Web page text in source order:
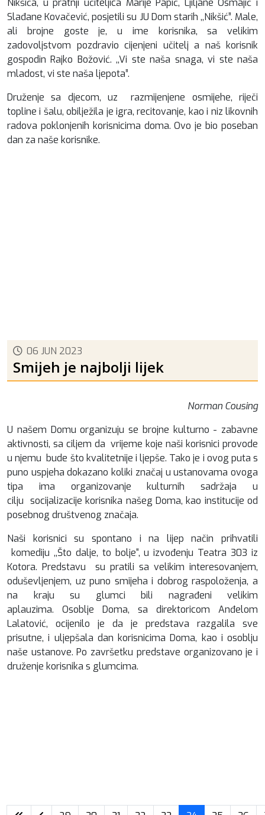
Nikšića, u pratnji učiteljica Marije Papić, Ljiljane Osmajić i
Slađane Kovačević, posjetili su JU Dom starih ,,Nikšić”. Male,
ali brojne goste je, u ime korisnika, sa velikim
zadovoljstvom pozdravio cijenjeni učitelj a naš korisnik
gospodin Rajko Božović. ,,Vi ste naša snaga, vi ste naša
mladost, vi ste naša ljepota”.
Druženje sa djecom, uz razmijenjene osmijehe, riječi
topline i šalu, obilježila je igra, recitovanje, kao i niz likovnih
radova poklonjenih korisnicima doma. Ovo je bio poseban
dan za naše korisnike.
06 JUN 2023
Smijeh je najbolji lijek
Norman Cousing
U našem Domu organizuju se brojne kulturno - zabavne
aktivnosti, sa ciljem da vrijeme koje naši korisnici provode
u njemu bude što kvalitetnije i ljepše. Tako je i ovog puta s
puno uspjeha dokazano koliki značaj u ustanovama ovoga
tipa ima organizovanje kulturnih sadržaja u
cilju socijalizacije korisnika našeg Doma, kao institucije od
posebnog društvenog značaja.
Naši korisnici su spontano i na lijep način prihvatili
komediju ,,Što dalje, to bolje“, u izvođenju Teatra 303 iz
Kotora. Predstavu su pratili sa velikim interesovanjem,
oduševljenjem, uz puno smijeha i dobrog raspoloženja, a
na kraju su glumci bili nagrađeni velikim
aplauzima. Osoblje Doma, sa direktoricom Anđelom
Lalatović, ocijenilo je da je predstava razgalila sve
prisutne, i uljepšala dan korisnicima Doma, kao i osoblju
naše ustanove. Po završetku predstave organizovano je i
druženje korisnika s glumcima.